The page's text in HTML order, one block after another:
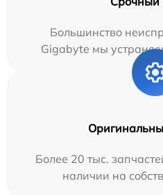
Большинство
Gigabyte мы
Более 20 тыс.
наличии на